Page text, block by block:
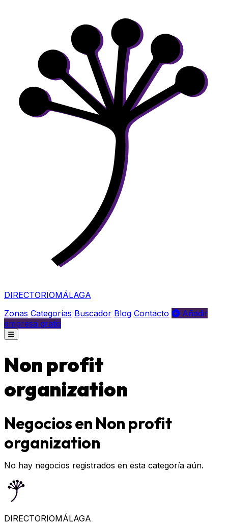
DIRECTORIOMÁLAGA
Zonas Categorías Buscador Blog Contacto
Añadir
empresa gratis
Non profit
organization
Negocios en Non profit
organization
No hay negocios registrados en esta categoría aún.
DIRECTORIOMÁLAGA